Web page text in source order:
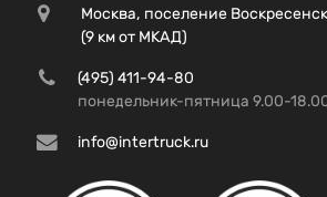
Москва, поселение
(9 км от МКАД)
(495) 411-94-80
понедельник-пятница 9.00-
info@intertruck.ru